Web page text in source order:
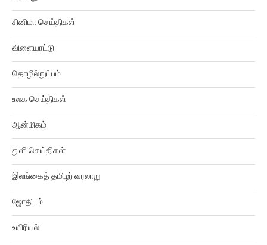
சினிமா செய்திகள்
விளையாட்டு
தொழில்நுட்பம்
உலக செய்திகள்
ஆன்மிகம்
துளி செய்திகள்
இலங்கைத் தமிழர் வரலாறு
ஜோதிடம்
உயிரியல்